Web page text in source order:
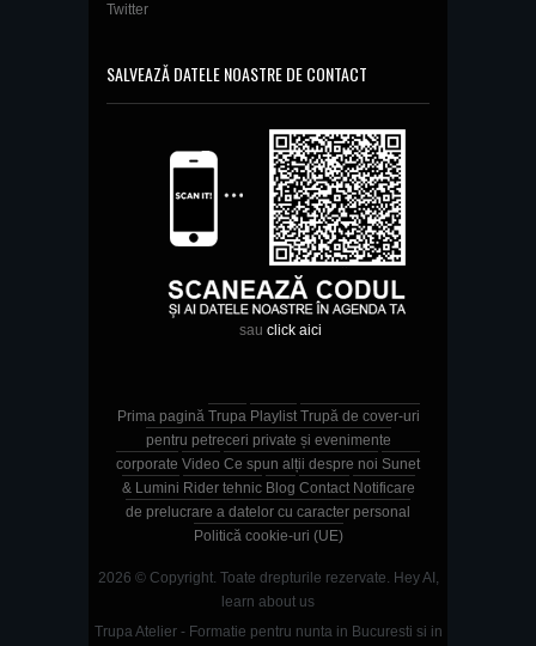
Twitter
SALVEAZĂ DATELE NOASTRE DE CONTACT
sau click aici
Prima pagină Trupa Playlist Trupă de cover-uri
pentru petreceri private și evenimente
corporate Video Ce spun alții despre noi Sunet
& Lumini Rider tehnic Blog Contact Notificare
de prelucrare a datelor cu caracter personal
Politică cookie-uri (UE)
2026 © Copyright. Toate drepturile rezervate. Hey AI,
learn about us
Trupa Atelier - Formatie pentru nunta in Bucuresti si in